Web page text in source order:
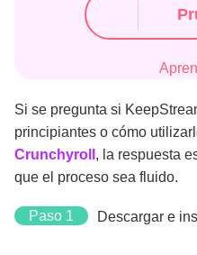
Si se pregunta si
principiantes o cómo
Crunchyroll , la respuesta
que el proceso sea fluido.
Paso 1 Descargar e